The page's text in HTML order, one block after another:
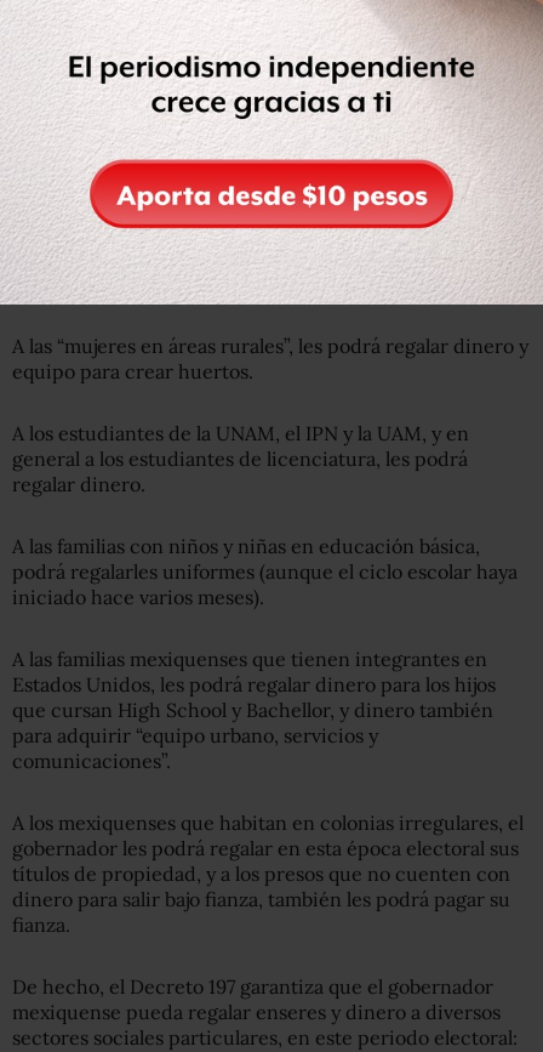
carne de bovino”, según se establece en las
reglas de
operación del Programa Integral de Desarrollo Rural.
Las mismas reglas de operación aclaran que los equipos
agrícolas, domésticos y enseres no se limitan a los
mencionados, y que éstos son sólo “ejemplos” de lo que se
puede regalar.
El Decreto 197, además, garantiza que el gobernador
mexiquense pueda distribuir enseres o dinero a diversos
sectores sociales particulares, en este periodo electoral:
A las “mujeres en áreas rurales”, les podrá regalar dinero y
equipo para crear huertos.
A los estudiantes de la UNAM, el IPN y la UAM, y en
general a los estudiantes de licenciatura, les podrá
regalar dinero.
A las familias con niños y niñas en educación básica,
podrá regalarles uniformes (aunque el ciclo escolar haya
iniciado hace varios meses).
A las familias mexiquenses que tienen integrantes en
Estados Unidos, les podrá regalar dinero para los hijos
que cursan High School y Bachellor, y dinero también
para adquirir “equipo urbano, servicios y
comunicaciones”.
A los mexiquenses que habitan en colonias irregulares, el
gobernador les podrá regalar en esta época electoral sus
títulos de propiedad, y a los presos que no cuenten con
dinero para salir bajo fianza, también les podrá pagar su
fianza.
De hecho, el Decreto 197 garantiza que el gobernador
mexiquense pueda regalar enseres y dinero a diversos
sectores sociales particulares, en este periodo electoral: